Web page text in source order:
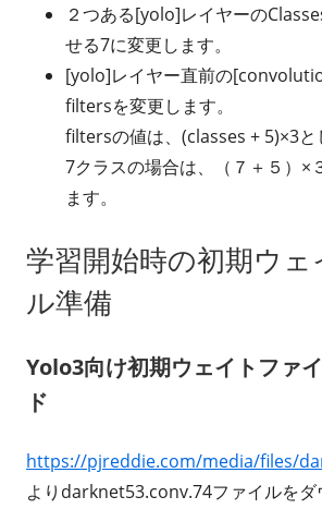
２つある[yolo]レイヤーの
せる7に変更します。
[yolo]レイヤー直前の
filtersを変更します。
filtersの値は、(classes + 5)×3と
7クラスの場合は、（７＋５）×
ます。
学習開始時の初期ウェ
ル準備
Yolo3向け初期ウェイトファ
ド
https://pjreddie.com/media/files/
よりdarknet53.conv.74ファイルをダ